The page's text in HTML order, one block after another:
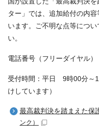
ター」では、追加給付の内
います。ご不明な点等につ
い。
電話番号（フリーダイヤル
受付時間：平日 9時00分～
けしています）
最高裁判決を踏まえた保
ンク）